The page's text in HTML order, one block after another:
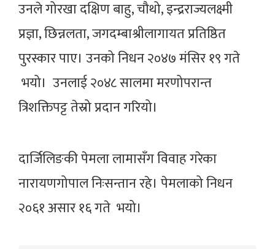
उनले गोरखा दक्षिण बाहु, चौथो, इन्द्रराज्यलक्ष्मी
प्रज्ञा, छिन्नलता, जगदम्बाश्रीलागायत प्रतिष्ठित
पुरस्कार पाए। उनको निधन २०४७ मंसिर १९ गते
भयो। उनलाई २०४८ सालमा मरणोपरान्त
त्रिशक्तिपट्ट तेस्रो प्रदान गरियो।
दार्जिलिङकी पेमला लामासँग विवाह गरेका
नारायणगोपाल निःसन्तान रहे। पेमलाको निधन
२०६१ असार १६ गते भयो।